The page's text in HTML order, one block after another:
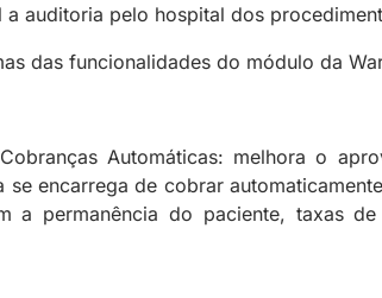
auditoria pelo hospital dos
das funcionalidades do módulo da
Automáticas: melhora o
se encarrega de cobrar
a permanência do paciente, taxas